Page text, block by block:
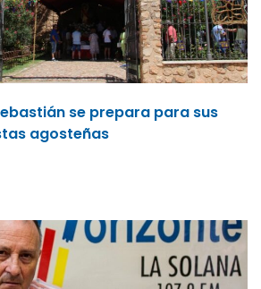
se prepara para sus
agosteñas